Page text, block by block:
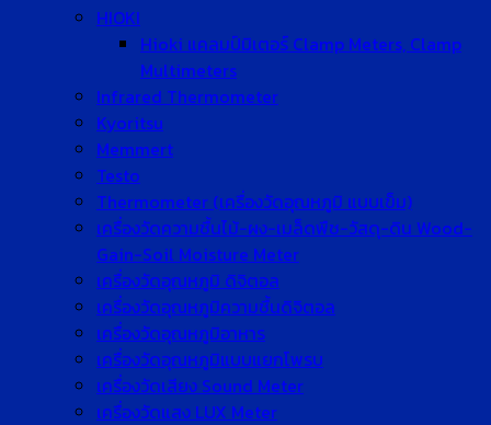
HIOKI
Hioki แคลมป์มิเตอร์ Clamp Meters, Clamp
Multimeters
Infrared Thermometer
Kyoritsu
Memmert
Testo
Thermometer (เครื่องวัดอุณหภูมิ แบบเข็ม)
เครื่องวัดความชื้นไม้-ผง-เมล็ดพืช-วัสดุ-ดิน Wood-
Gain-Soil Moisture Meter
เครื่องวัดอุณหภูมิ ดิจิตอล
เครื่องวัดอุณหภูมิความชื้นดิจิตอล
เครื่องวัดอุณหภูมิอาหาร
เครื่องวัดอุณหภูมิแบบแยกโพรบ
เครื่องวัดเสียง Sound Meter
เครื่องวัดแสง LUX Meter